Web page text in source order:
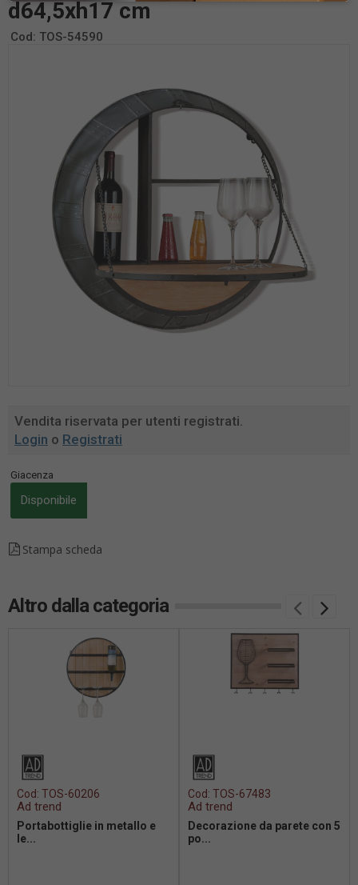
d64,5xh17 cm
Cod: TOS-54590
Vendita riservata per utenti registrati.
Login o Registrati
Giacenza
Disponibile
Stampa scheda
Altro dalla categoria
Cod: TOS-60206
Ad trend
Portabottiglie in metallo e
le...
Cod: TOS-67483
Ad trend
Decorazione da parete con 5
po...